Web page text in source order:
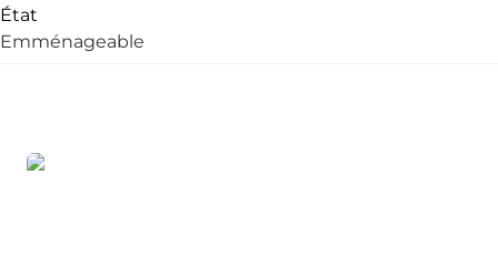
État
Emménageable